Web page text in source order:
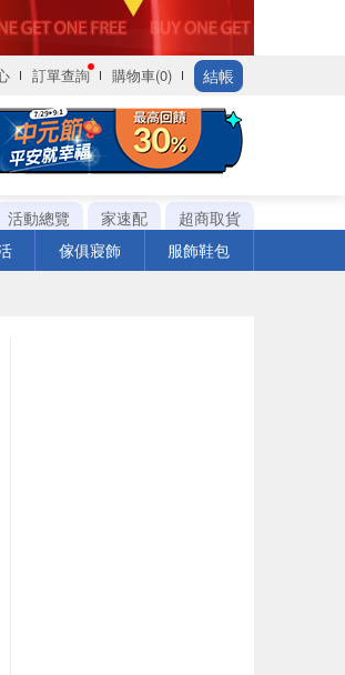
訂單查詢 購物車(0) 結帳
活動總覽 家速配
超商取貨
傢俱寢飾 服飾鞋包